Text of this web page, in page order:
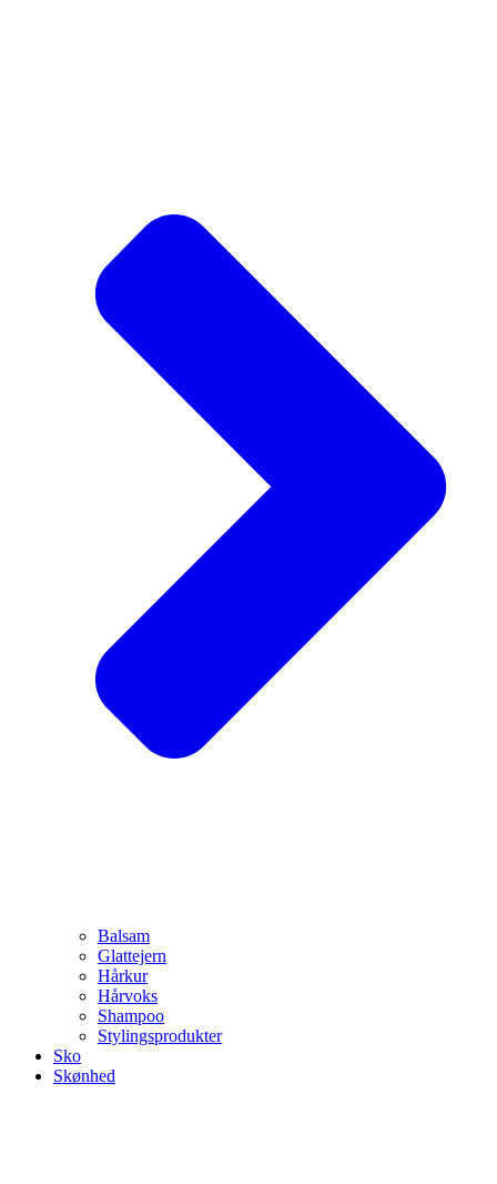
Balsam
Glattejern
Hårkur
Hårvoks
Shampoo
Stylingsprodukter
Sko
Skønhed